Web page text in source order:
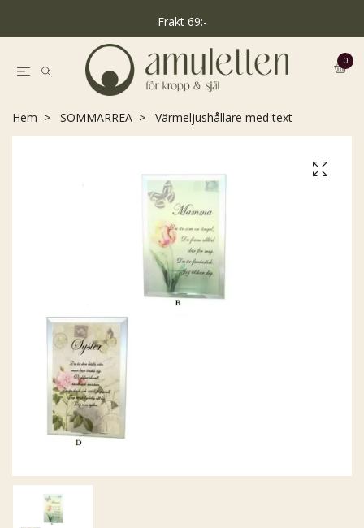
Frakt 69:-
0
Hem SOMMARREA Värmeljushållare med text